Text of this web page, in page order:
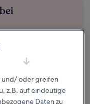
für Mitglieder
und/ oder greifen
z.B. auf eindeutige
Daten zu